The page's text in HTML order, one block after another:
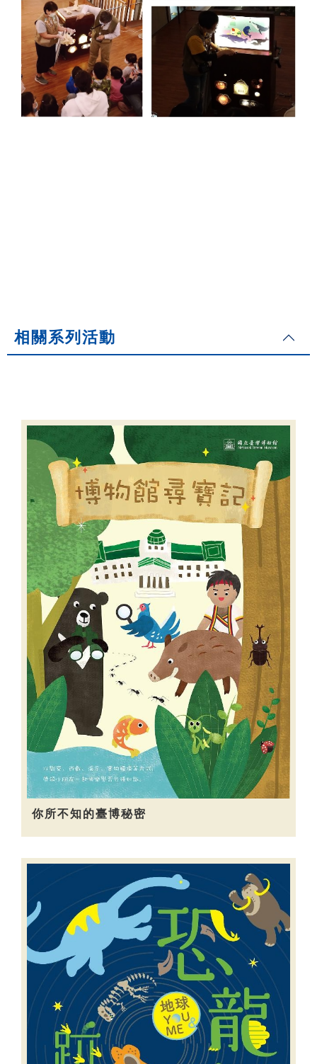
相關系列活動
你所不知的臺博秘密